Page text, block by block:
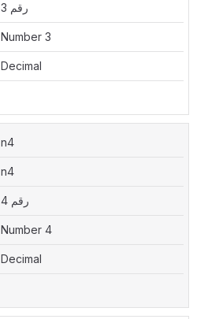
رقم 3
Number 3
Decimal
n4
n4
رقم 4
Number 4
Decimal